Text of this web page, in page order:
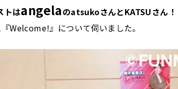
トはangelaのatsukoさんとKATSUさん！
Welcome!』について伺いました。